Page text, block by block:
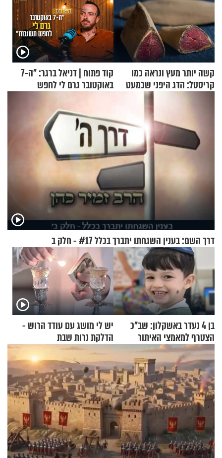
קשה יותר מעץ ונראה כמו
קריסטל: הדג היפני שכמעט
בלתי אפשרי לחתוך
קוד פתוח | דניאל ברגר: "ה-7
באוקטובר גרם לי לחפש
דרך השם: בענין השגחתו יתברך בכלל #17 - חלק ב
בן 4 נעדר באשקלון: שב"כ
הצטרף למאמצי האיתור
יש לי מושג עם עודד הרוש -
הדלקת נרות שבת